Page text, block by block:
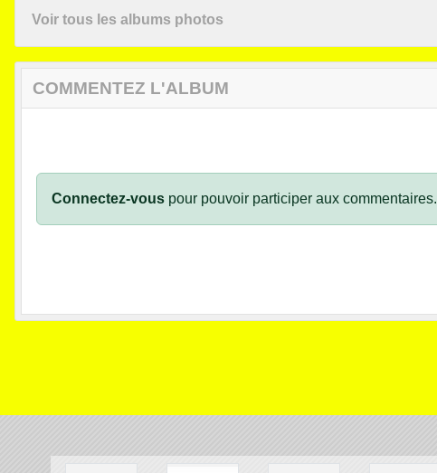
Voir tous les albums photos
COMMENTEZ L'ALBUM
Connectez-vous pour pouvoir participer aux commentaires.